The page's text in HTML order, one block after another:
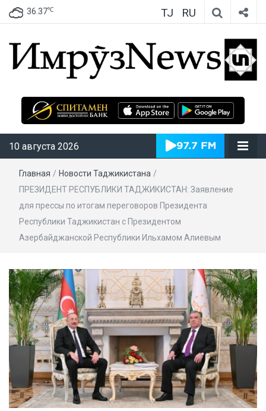
36.37℃ TJ RU
ИмрӯзNews
10 августа 2026
Главная / Новости Таджикистана /
ПРЕЗИДЕНТ РЕСПУБЛИКИ ТАДЖИКИСТАН: Заявление
для прессы по итогам переговоров Президента
Республики Таджикистан с Президентом
Азербайджанской Республики Ильхамом Алиевым